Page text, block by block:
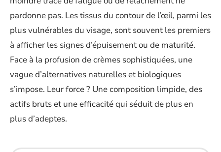
pardonne pas. Les tissus du contour de l’œil, parmi les
plus vulnérables du visage, sont souvent les premiers
à afficher les signes d’épuisement ou de maturité.
Face à la profusion de crèmes sophistiquées, une
vague d’alternatives naturelles et biologiques
s’impose. Leur force ? Une composition limpide, des
actifs bruts et une efficacité qui séduit de plus en
plus d’adeptes.